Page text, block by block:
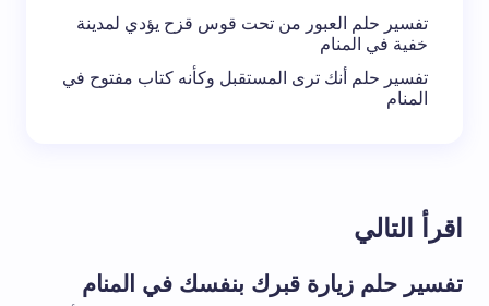
تفسير حلم العبور من تحت قوس قزح يؤدي لمدينة
خفية في المنام
تفسير حلم أنك ترى المستقبل وكأنه كتاب مفتوح في
المنام
اقرأ التالي
تفسير حلم زيارة قبرك بنفسك في المنام